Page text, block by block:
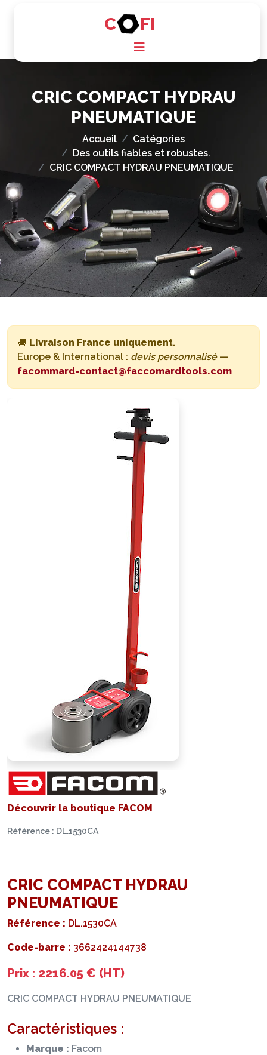
C FI
CRIC COMPACT HYDRAU
PNEUMATIQUE
Accueil
Catégories
Des outils fiables et robustes.
CRIC COMPACT HYDRAU PNEUMATIQUE
🚚 Livraison France uniquement.
Europe & International : devis personnalisé—
facommard-contact@faccomardtools.com
Découvrir la boutique FACOM
Référence : DL.1530CA
CRIC COMPACT HYDRAU
PNEUMATIQUE
Référence : DL.1530CA
Code-barre : 3662424144738
Prix : 2216.05 € (HT)
CRIC COMPACT HYDRAU PNEUMATIQUE
Caractéristiques :
Marque : Facom